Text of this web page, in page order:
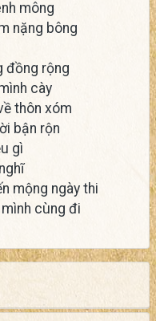
mông
nặng bông
đồng rộng
cày
thôn xóm
bận rộn
gì
mộng ngày thi
cùng đi